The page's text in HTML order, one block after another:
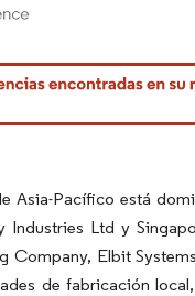
según CC BY 4.0.
Asia-Pacífico está
Ltd y
Company, Elbit
de fabricación